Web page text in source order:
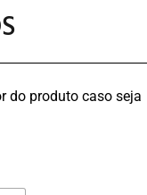
do produto caso seja